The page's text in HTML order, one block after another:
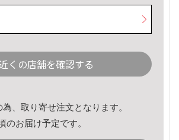
くの店舗を確認する
、取り寄せ注文となります。
のお届け予定です。